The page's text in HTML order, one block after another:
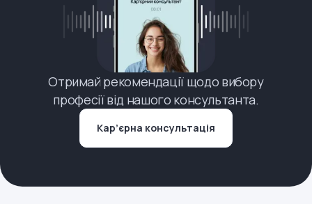
Отримай рекомендації щодо вибору
професії від нашого консультанта.
Кар’єрна консультація